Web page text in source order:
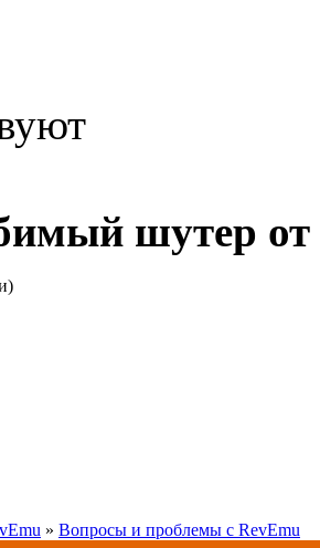
шутер от
» Вопросы и проблемы с RevEmu